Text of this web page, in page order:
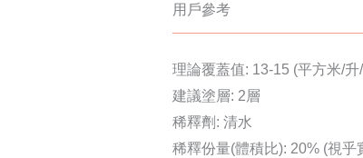
用戶參考
理論覆蓋值: 13-15 (平方米/升
建議塗層: 2層
稀釋劑: 清水
稀釋份量(體積比): 20% (視乎